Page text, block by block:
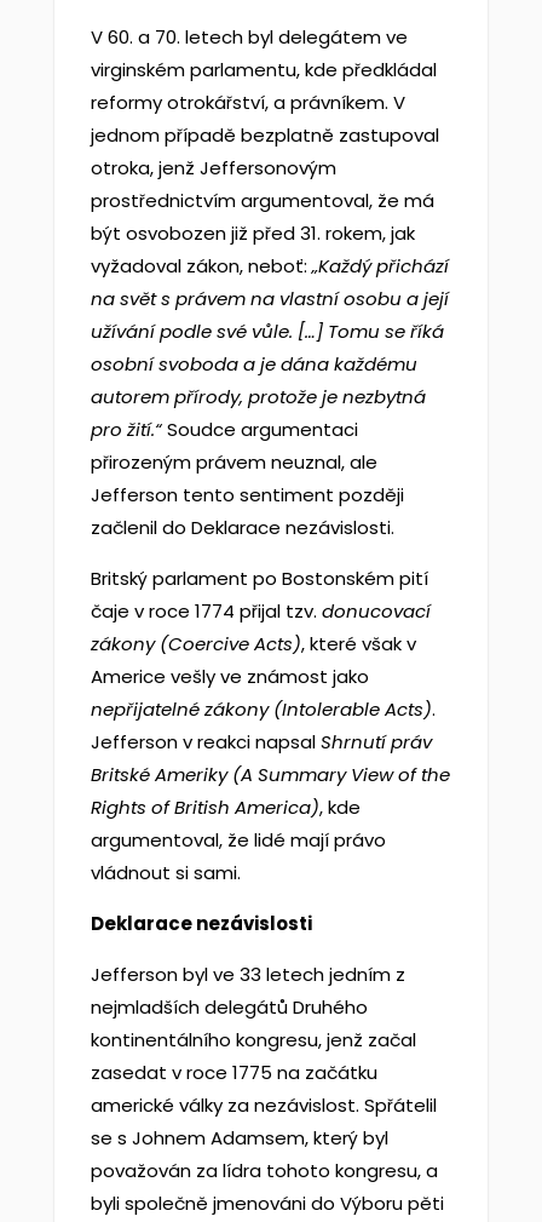
V 60. a 70. letech byl delegátem ve
virginském parlamentu, kde předkládal
reformy otrokářství, a právníkem. V
jednom případě bezplatně zastupoval
otroka, jenž Jeffersonovým
prostřednictvím argumentoval, že má
být osvobozen již před 31. rokem, jak
vyžadoval zákon, neboť:„Každý přichází
na svět s právem na vlastní osobu a její
užívání podle své vůle. […] Tomu se říká
osobní svoboda a je dána každému
autorem přírody, protože je nezbytná
pro žití.“Soudce argumentaci
přirozeným právem neuznal, ale
Jefferson tento sentiment později
začlenil do Deklarace nezávislosti.
Britský parlament po Bostonském pití
čaje v roce 1774 přijal tzv. donucovací
zákony (Coercive Acts), které však v
Americe vešly ve známost jako
nepřijatelné zákony (Intolerable Acts).
Jefferson v reakci napsalShrnutí práv
Britské Ameriky (A Summary View of the
Rights of British America), kde
argumentoval, že lidé mají právo
vládnout si sami.
Deklarace nezávislosti
Jefferson byl ve 33 letech jedním z
nejmladších delegátů Druhého
kontinentálního kongresu, jenž začal
zasedat v roce 1775 na začátku
americké války za nezávislost. Spřátelil
se s Johnem Adamsem, který byl
považován za lídra tohoto kongresu, a
byli společně jmenováni do Výboru pěti